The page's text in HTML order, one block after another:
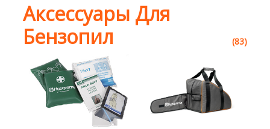
Аксессуары Для
Бензопил
(83)